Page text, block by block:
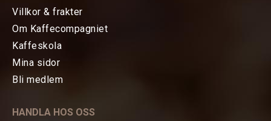
HEM
Villkor & frakter
Om Kaffecompagniet
Kaffeskola
Mina sidor
Bli medlem
HANDLA HOS OSS